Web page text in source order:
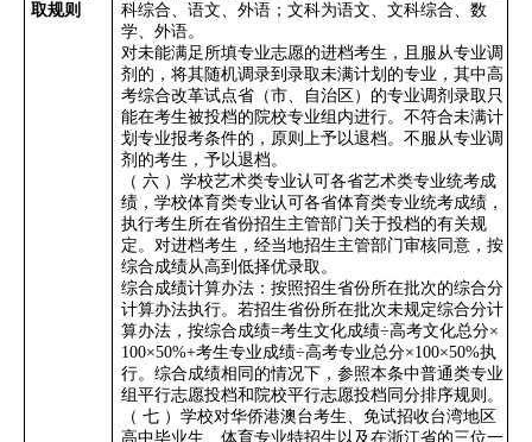
取规则
科综合、语文、外语；文科为语文、文科综合、数
学、外语。
对未能满足所填专业志愿的进档考生，且服从专业调
剂的，将其随机调录到录取未满计划的专业，其中高
考综合改革试点省（市、自治区）的专业调剂录取只
能在考生被投档的院校专业组内进行。不符合未满计
划专业报考条件的，原则上予以退档。不服从专业调
剂的考生，予以退档。
（ 六 ）学校艺术类专业认可各省艺术类专业统考成
绩，学校体育类专业认可各省体育类专业统考成绩，
执行考生所在省份招生主管部门关于投档的有关规
定。对进档考生，经当地招生主管部门审核同意，按
综合成绩从高到低择优录取。
综合成绩计算办法：按照招生省份所在批次的综合分
计算办法执行。若招生省份所在批次未规定综合分计
算办法，按综合成绩=考生文化成绩÷高考文化总分×
100×50%+考生专业成绩÷高考专业总分×100×50%执
行。综合成绩相同的情况下，参照本条中普通类专业
组平行志愿投档和院校平行志愿投档同分排序规则。
（ 七 ）学校对华侨港澳台考生、免试招收台湾地区
高中毕业生、体育专业特招生以及在浙江省的三位一